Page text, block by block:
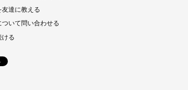
友達に教える
ついて問い合わせる
ける